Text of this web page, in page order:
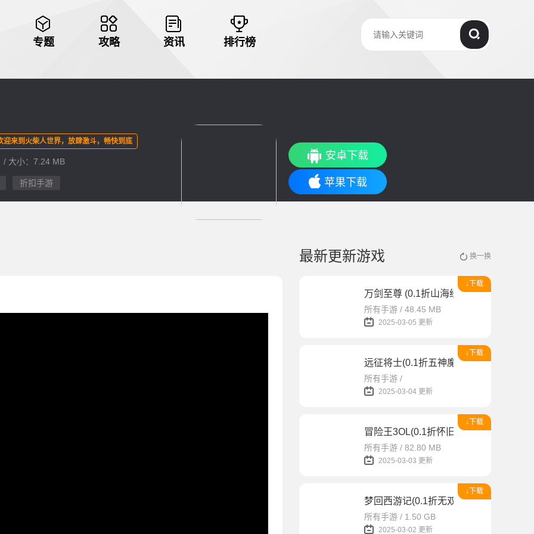
专题 攻略 资讯 排行榜
迎来到火柴人世界，放肆激斗，畅快到底
/ 大小：7.24 MB
折扣手游
安卓下载
苹果下载
最新更新游戏 换一换
↓下载
万剑至尊 (0.1折山海经)
所有手游 / 48.45 MB
2025-03-05 更新
↓下载
远征将士(0.1折五神魔免费升级版)
所有手游 /
2025-03-04 更新
↓下载
冒险王3OL(0.1折怀旧服)
所有手游 / 82.80 MB
2025-03-03 更新
↓下载
梦回西游记(0.1折无双西游)
所有手游 / 1.50 GB
2025-03-02 更新